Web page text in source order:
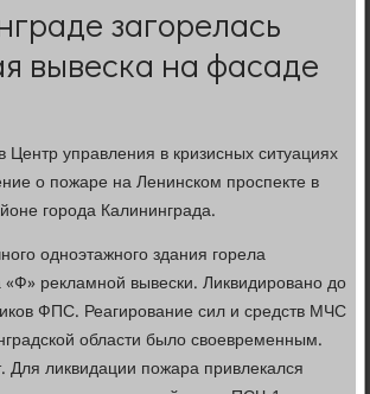
загорелась
вывеска на фасаде
Центр управления в кризисных ситуациях
о пожаре на Ленинском проспекте в
города Калининграда.
одноэтажного здания горела
«Ф» рекламной вывески. Ликвидировано до
ФПС. Реагирование сил и средств МЧС
области было своевременным.
Для ликвидации пожара привлекался